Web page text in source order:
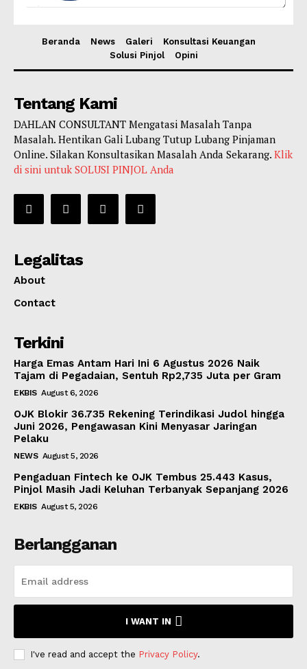
Beranda News Galeri
Konsultasi Keuangan
Solusi Pinjol
Opini
Tentang Kami
DAHLAN CONSULTANT Mengatasi Masalah Tanpa
Masalah. Hentikan Gali Lubang Tutup Lubang Pinjaman
Online. Silakan Konsultasikan Masalah Anda Sekarang. Klik
di sini untuk SOLUSI PINJOL Anda
Legalitas
About
Contact
Terkini
Harga Emas Antam Hari Ini 6 Agustus 2026 Naik
Tajam di Pegadaian, Sentuh Rp2,735 Juta per Gram
EKBIS August 6, 2026
OJK Blokir 36.735 Rekening Terindikasi Judol hingga
Juni 2026, Pengawasan Kini Menyasar Jaringan
Pelaku
NEWS August 5, 2026
Pengaduan Fintech ke OJK Tembus 25.443 Kasus,
Pinjol Masih Jadi Keluhan Terbanyak Sepanjang 2026
EKBIS August 5, 2026
Berlangganan
I WANT IN
I've read and accept the Privacy Policy.